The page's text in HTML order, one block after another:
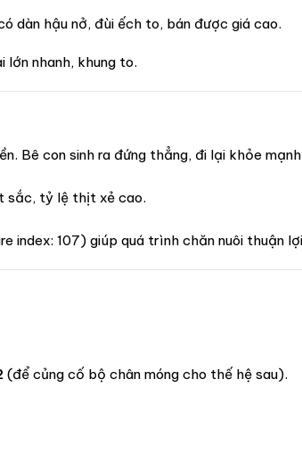
dàn hậu nở, đùi ếch to, bán được giá cao.
lớn nhanh, khung to.
Bê con sinh ra đứng thẳng, đi lại khỏe
sắc, tỷ lệ thịt xẻ cao.
index: 107) giúp quá trình chăn nuôi thuận
(để củng cố bộ chân móng cho thế hệ sau).